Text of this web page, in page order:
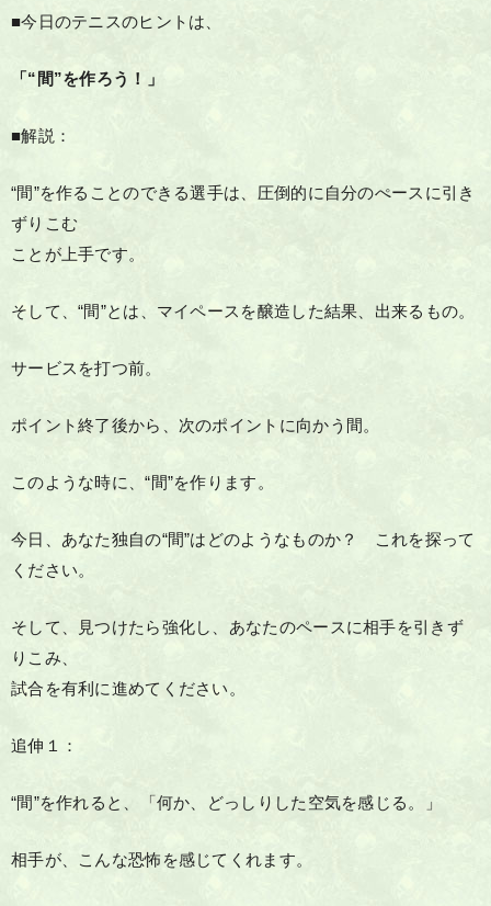
■今日のテニスのヒントは、
「“間”を作ろう！」
■解説：
“間”を作ることのできる選手は、圧倒的に自分のぺースに引き
ずりこむ
ことが上手です。
そして、“間”とは、マイペースを醸造した結果、出来るもの。
サービスを打つ前。
ポイント終了後から、次のポイントに向かう間。
このような時に、“間”を作ります。
今日、あなた独自の“間”はどのようなものか？ これを探って
ください。
そして、見つけたら強化し、あなたのペースに相手を引きず
りこみ、
試合を有利に進めてください。
追伸１：
“間”を作れると、「何か、どっしりした空気を感じる。」
相手が、こんな恐怖を感じてくれます。